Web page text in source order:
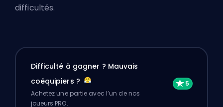
difficultés.
Difficulté à gagner ? Mauvais
coéquipiers ?
Achetez une partie avec l’un de nos
joueurs PRO.